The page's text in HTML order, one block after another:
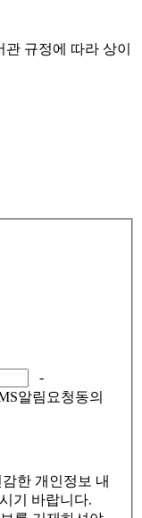
규정에 따라 상이
-
알림요청동의
한 개인정보 내
기 바랍니다.